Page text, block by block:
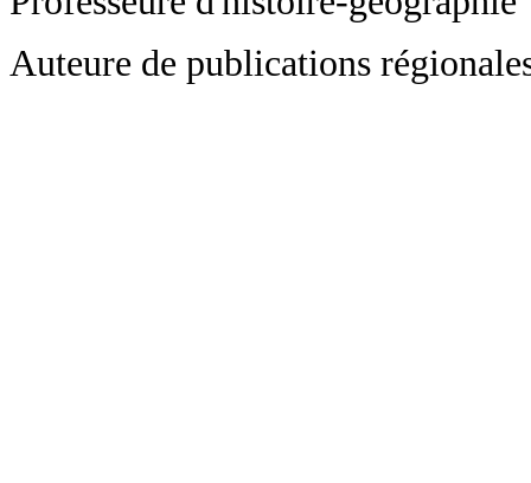
Auteure de publications